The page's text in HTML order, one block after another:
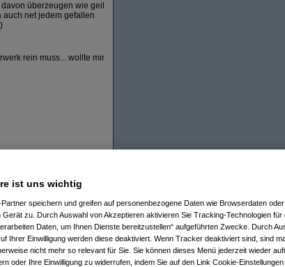
überzeugen wie geil
auch net jedem gefallen
rein muss... wollte mir
ist uns wichtig
Partner speichern und greifen auf personenbezogene Daten wie Browserdaten
Gerät zu. Durch Auswahl von Akzeptieren aktivieren Sie Tracking-Technologien für
Daten, um Ihnen Dienste bereitzustellen“ aufgeführten Zwecke. Durch
Ihrer Einwilligung werden diese deaktiviert. Wenn Tracker deaktiviert sind, sind
nicht mehr so relevant für Sie. Sie können dieses Menü jederzeit wieder
oder Ihre Einwilligung zu widerrufen, indem Sie auf den Link Cookie-